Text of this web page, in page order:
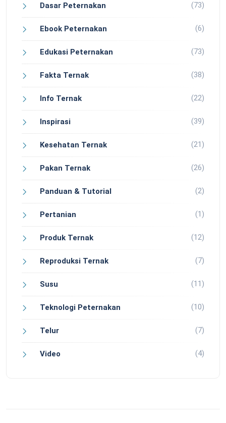
Dasar Peternakan (73)
Ebook Peternakan (6)
Edukasi Peternakan (73)
Fakta Ternak (38)
Info Ternak (22)
Inspirasi (39)
Kesehatan Ternak (21)
Pakan Ternak (26)
Panduan & Tutorial (2)
Pertanian (1)
Produk Ternak (12)
Reproduksi Ternak (7)
Susu (11)
Teknologi Peternakan (10)
Telur (7)
Video (4)